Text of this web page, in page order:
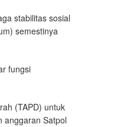
stabilitas sosial
semestinya
fungsi
(TAPD) untuk
anggaran Satpol